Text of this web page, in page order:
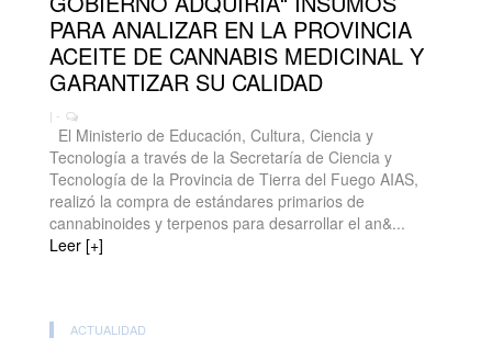
PARA ANALIZAR EN LA PROVINCIA
ACEITE DE CANNABIS MEDICINAL Y
GARANTIZAR SU CALIDAD
| -
El Ministerio de Educación, Cultura, Ciencia y
Tecnología a través de la Secretaría de Ciencia y
Tecnología de la Provincia de Tierra del Fuego AIAS,
realizó la compra de estándares primarios de
cannabinoides y terpenos para desarrollar el an&...
Leer [+]
ACTUALIDAD